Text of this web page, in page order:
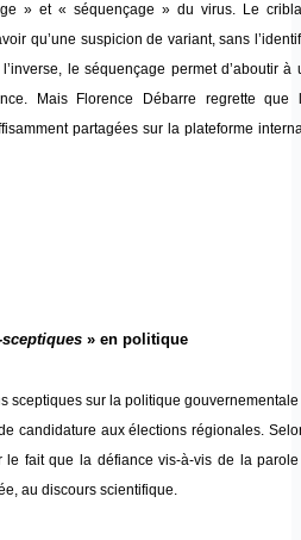
» et « séquençage » du virus. Le
qu’une suspicion de variant, sans
le séquençage permet d’aboutir à
Mais Florence Débarre regrette que
partagées sur la plateforme
» en politique
sceptiques sur la politique
candidature aux élections régionales.
le fait que la défiance vis-à-vis de la
au discours scientifique.